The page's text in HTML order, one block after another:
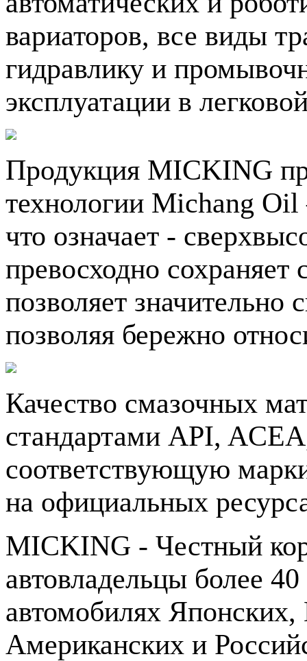
вариаторов, все виды
гидравлику и
эксплуатации в
Продукция MICKING
технологии Michang
что означает -
превосходно сохраняет
позволяет значительно
позволяя бережно
Качество смазочных
стандартами API,
соответствующую
на официальных
MICKING - Честный
автовладельцы более
автомобилях
Американских и